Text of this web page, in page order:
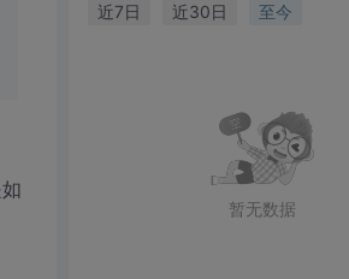
近7日 近30日 至今
暂无数据